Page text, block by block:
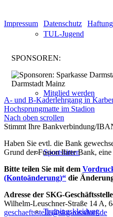
TUL-Jugend
Mitglied werden
Sportstätten
Trainingskleidung
Impressum Datenschutz
SPONSOREN:
A- und B-Kaderlehrgang in
Hochsprungmatte im Stadion
Nach oben scrollen
Stimmt Ihre Bankverbindung/
Haben Sie evtl. die Bank
Grund der Fusion Ihrer Bank,
Bitte teilen Sie mit dem
(Kontoänderung)“ die
Adresse der SKG-
Wilhelm-Leuschner-Straße 14 A,
geschaeftsstelle@skg-rossdorf.de